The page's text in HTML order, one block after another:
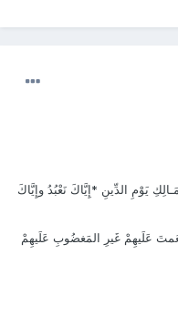
يَوْمِ الدِّينِ *إِيَّاكَ نَعْبُدُ وإِيَّاكَ
عَلَيهِمْ غَيرِ المَغضُوبِ عَلَيهِمْ